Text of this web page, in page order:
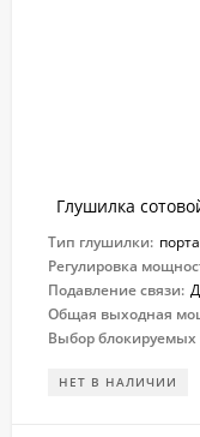
Глушилка
Тип глушилки:
Регулировка
Подавление связи:
Выбор блокируемых
НЕТ В НАЛИЧИИ